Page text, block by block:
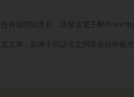
何疑問或意見，請發送電子郵件
文本，如果不同語言之間存在任何衝